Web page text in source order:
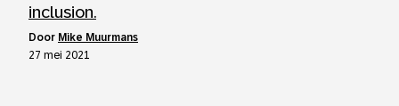
inclusion.
door Mike Muurmans
27 mei 2021